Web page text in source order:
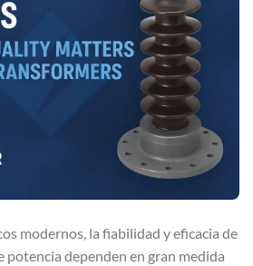
modernos, la fiabilidad y eficacia de
potencia dependen en gran medida